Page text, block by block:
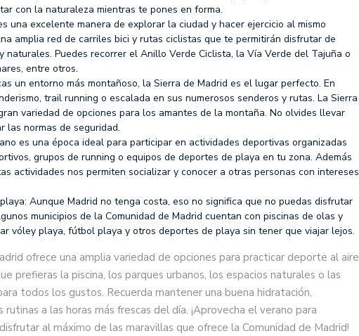
con la naturaleza mientras te pones en forma.
una excelente manera de explorar la ciudad y hacer ejercicio al mismo
amplia red de carriles bici y rutas ciclistas que te permitirán disfrutar de
naturales. Puedes recorrer el Anillo Verde Ciclista, la Vía Verde del Tajuña o
entre otros.
un entorno más montañoso, la Sierra de Madrid es el lugar perfecto. En
trail running o escalada en sus numerosos senderos y rutas. La Sierra
variedad de opciones para los amantes de la montaña. No olvides llevar
las normas de seguridad.
es una época ideal para participar en actividades deportivas organizadas
grupos de running o equipos de deportes de playa en tu zona. Además
actividades nos permiten socializar y conocer a otras personas con intereses
Aunque Madrid no tenga costa, eso no significa que no puedas disfrutar
municipios de la Comunidad de Madrid cuentan con piscinas de olas y
vóley playa, fútbol playa y otros deportes de playa sin tener que viajar lejos.
ofrece una amplia variedad de opciones para practicar deporte al aire
prefieras la piscina, los parques urbanos, los espacios naturales o las
todos los gustos. Recuerda mantener una buena hidratación,
a las horas más frescas del día. ¡Aprovecha el verano para
al máximo de las maravillas que ofrece la Comunidad de Madrid!